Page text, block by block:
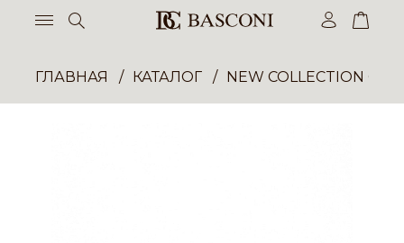
ГЛАВНАЯ КАТАЛОГ NEW COLLECTION